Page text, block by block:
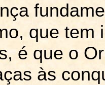
que tem
é que o
às